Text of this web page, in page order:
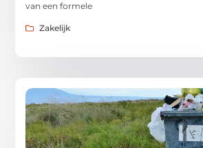
van een formele
Zakelijk